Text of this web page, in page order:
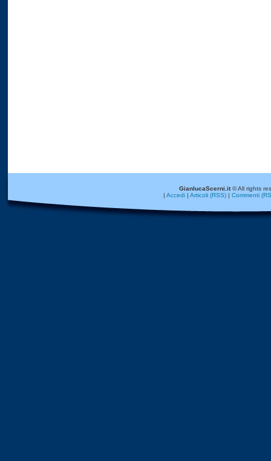
GianlucaScerni.it© All rights
| Accedi| Articoli (RSS)| Commenti